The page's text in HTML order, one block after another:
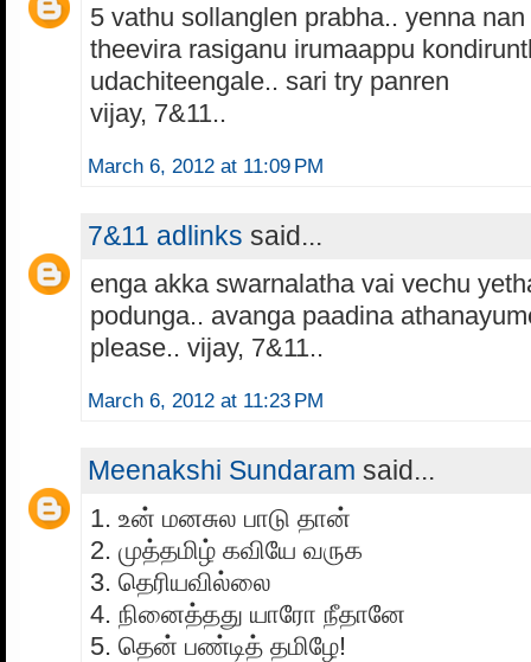
5 vathu sollanglen prabha.. yenna
theevira rasiganu irumaappu
udachiteengale.. sari try panren
vijay, 7&11..
March 6, 2012 at 11:09 PM
7&11 adlinks said...
enga akka swarnalatha vai vechu
podunga.. avanga paadina
please.. vijay, 7&11..
March 6, 2012 at 11:23 PM
Meenakshi Sundaram said...
1. உன் மனசுல பாடு தான்
2. முத்தமிழ் கவியே வருக
3. தெரியவில்லை
4. நினைத்தது யாரோ நீதானே
5. தென் பண்டித் தமிழே!